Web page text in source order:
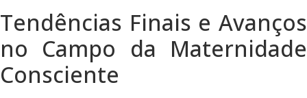
Tendências Finais e Avanços
no Campo da Maternidade
Consciente